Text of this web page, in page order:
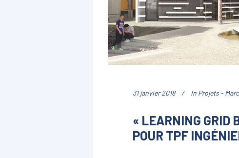
31 janvier 2018 In Projets -
« LEARNING GRID
POUR TPF